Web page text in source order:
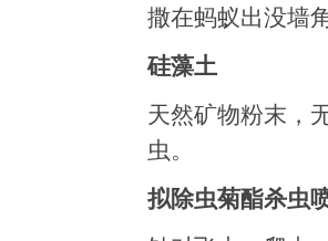
撒在蚂蚁出没墙
硅藻土
天然矿物粉末，
虫。
拟除虫菊酯杀虫